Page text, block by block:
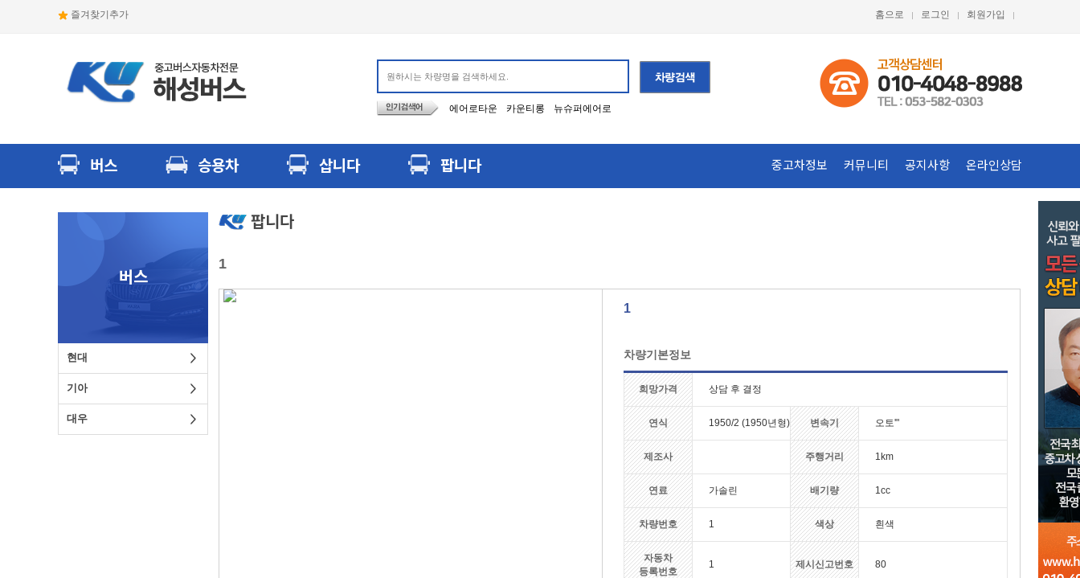
즐겨찾기추가 홈으로 로그인 회원가입
에어로타운 카운티롱 뉴슈퍼에어로
버스 승용차 삽니다 팝니다 중고차정보 커뮤니티 공지사항 온라인상담
버스
현대
기아
대우
팝니다
1
1
차량기본정보
희망가격 상담 후 결정
연식 1950/2 (1950년형) 변속기 오토'"
제조사 주행거리 1km
연료 가솔린 배기량 1cc
차량번호 1 색상 흰색
자동차
등록번호
1 제시신고번호 80